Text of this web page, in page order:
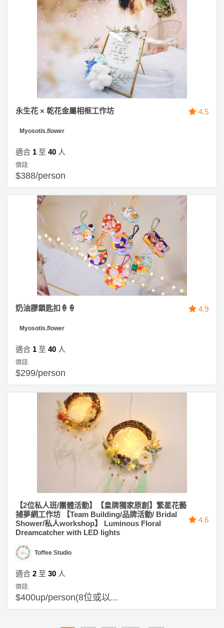
永生花 × 乾花金屬相框工作坊 4.5
Myosotis.flower
適合 1 至 40 人
價錢:
$388/person
奶油膠鎖匙扣🍦🍦 4.9
Myosotis.flower
適合 1 至 40 人
價錢:
$299/person
【2位私人班/團體活動】【皇牌獨家原創】繁星花藝
捕夢網工作坊 【Team Building/品牌活動/ Bridal
Shower/私人workshop】 Luminous Floral
Dreamcatcher with LED lights
4.6
Toffee Studio
適合 2 至 30 人
價錢:
$400up/person(8位或以...